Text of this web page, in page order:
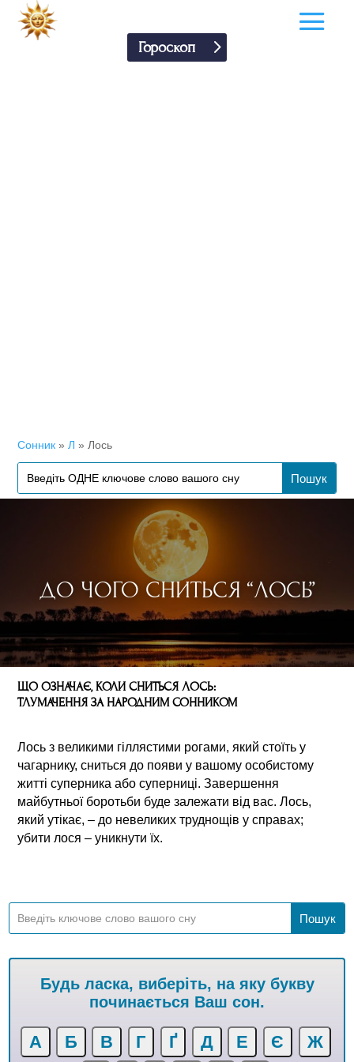
Гороскоп
Сонник » Л » Лось
ДО ЧОГО СНИТЬСЯ “ЛОСЬ”
ЩО ОЗНАЧАЄ, КОЛИ СНИТЬСЯ ЛОСЬ:
ТЛУМАЧЕННЯ ЗА НАРОДНИМ СОННИКОМ
Лось з великими гіллястими рогами, який стоїть у
чагарнику, сниться до появи у вашому особистому
житті суперника або суперниці. Завершення
майбутньої боротьби буде залежати від вас. Лось,
який утікає, – до невеликих труднощів у справах;
убити лося – уникнути їx.
Будь ласка, виберіть, на яку букву
починається Ваш сон.
А Б В Г Ґ Д Е Є Ж